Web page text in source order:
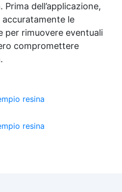
dell’applicazione,
accuratamente le
per rimuovere eventuali
compromettere